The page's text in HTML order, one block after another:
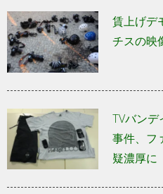
賃上げデ
チスの映
TVバン
事件、フ
疑濃厚に